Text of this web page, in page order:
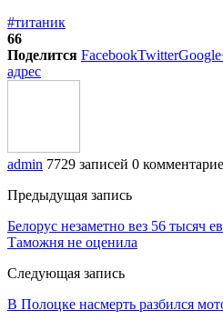
#титаник
66
Поделится FacebookTwitter
адрес
admin 7729 записей 0
Предыдущая запись
Белорус незаметно вез 56 тысяч
Таможня не оценила
Следующая запись
В Полоцке насмерть разбился